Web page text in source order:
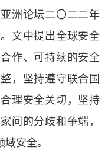
洲论坛二〇二二年
文中提出全球安全
作、可持续的安全
，坚持遵守联合国
理安全关切，坚持
间的分歧和争端，
安全。